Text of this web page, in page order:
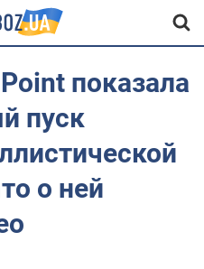
показала
пуск
о ней